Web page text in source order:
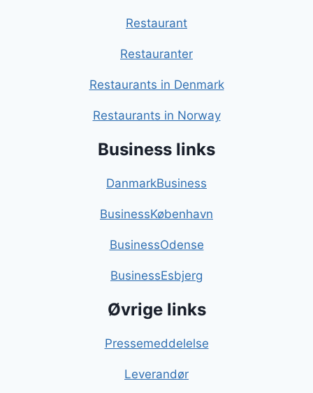
Restaurant
Restauranter
Restaurants in Denmark
Restaurants in Norway
Business links
DanmarkBusiness
BusinessKøbenhavn
BusinessOdense
BusinessEsbjerg
Øvrige links
Pressemeddelelse
Leverandør